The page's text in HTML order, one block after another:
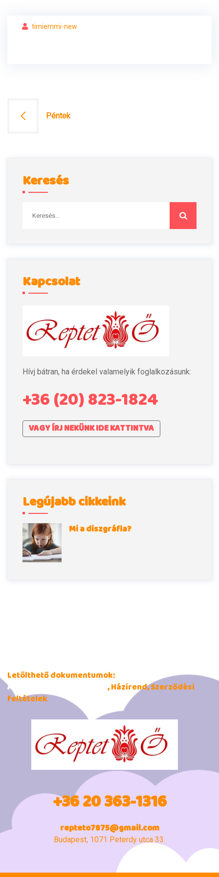
timiemmi-new
Bejegyzés
Péntek
Keresés
Kapcsolat
Hívj bátran, ha érdekel valamelyik foglalkozásunk:
+36 (20) 823-1824
VAGY ÍRJ NEKÜNK IDE KATTINTVA
Legújabb cikkeink
Mi a diszgráfia?
Letölthető dokumentumok:
Adatkezelési tájékoztató , Házirend, Szerződési
feltételek
+36 20 363-1316
repteto7875@gmail.com
Budapest, 1071 Peterdy utca 33.